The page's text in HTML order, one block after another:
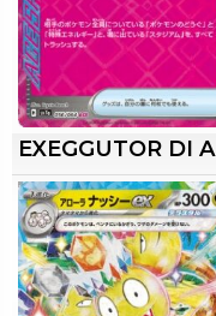
EXEGGUTOR DI